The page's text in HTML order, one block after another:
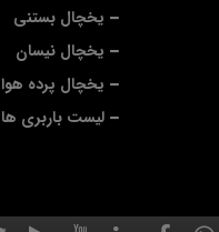
یخچال بستنی
یخچال نیسان
یخچال پرده هوا
لیست باربری ها